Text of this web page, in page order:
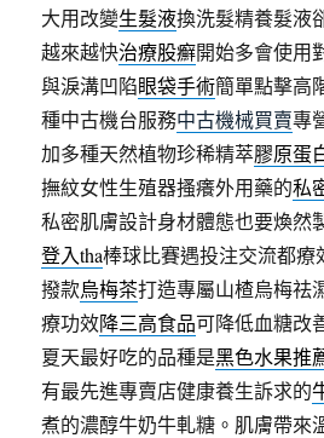
大用改變生髮液換洗髮精養髮液
越來越快治療股癬開始多會使用
與淚溝凹陷眼袋手術簡單點擊高
種中古機台服務中古機械買賣專
加多種天然植物珍稀精萃膠原蛋
撫紋女性生殖器搔癢外用藥的私
私密肌膚設計身材體態也要煥然
登入tha棒球比賽遇投注交流都療
撥款烏梅茶打造專屬山楂烏梅祛
療功效降三高食品可降低血糖改
夏天最好吃的品種是黑色水果推
有最先進專賣店健康養生訴求的
煮的濃醇牛奶牛軋糖。肌膚帶來